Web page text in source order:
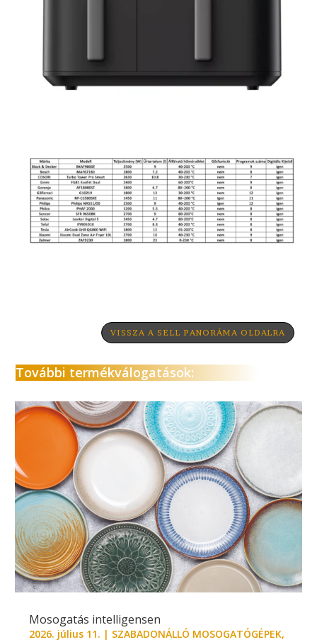
VISSZA A SELL PANORÁMA OLDALRA
További termékválogatások:
Mosogatás intelligensen
2026. július 11. | SZABADONÁLLÓ MOSOGATÓGÉPEK,